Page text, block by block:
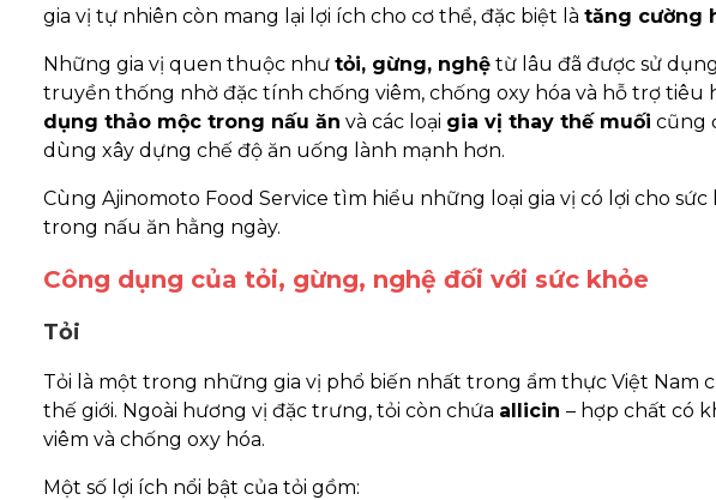
gia vị tự nhiên còn mang lại lợi ích cho cơ thể, đặc biệt là tăng cường
Những gia vị quen thuộc như tỏi, gừng, nghệ từ lâu đã được sử
truyền thống nhờ đặc tính chống viêm, chống oxy hóa và hỗ trợ tiêu
dụng thảo mộc trong nấu ăn và các loại gia vị thay thế muối cũng
dùng xây dựng chế độ ăn uống lành mạnh hơn.
Cùng Ajinomoto Food Service tìm hiểu những loại gia vị có lợi cho
trong nấu ăn hằng ngày.
Công dụng của tỏi, gừng, nghệ đối với sức khỏe
Tỏi
Tỏi là một trong những gia vị phổ biến nhất trong ẩm thực Việt Nam
thế giới. Ngoài hương vị đặc trưng, tỏi còn chứa allicin – hợp chất có
viêm và chống oxy hóa.
Một số lợi ích nổi bật của tỏi gồm: